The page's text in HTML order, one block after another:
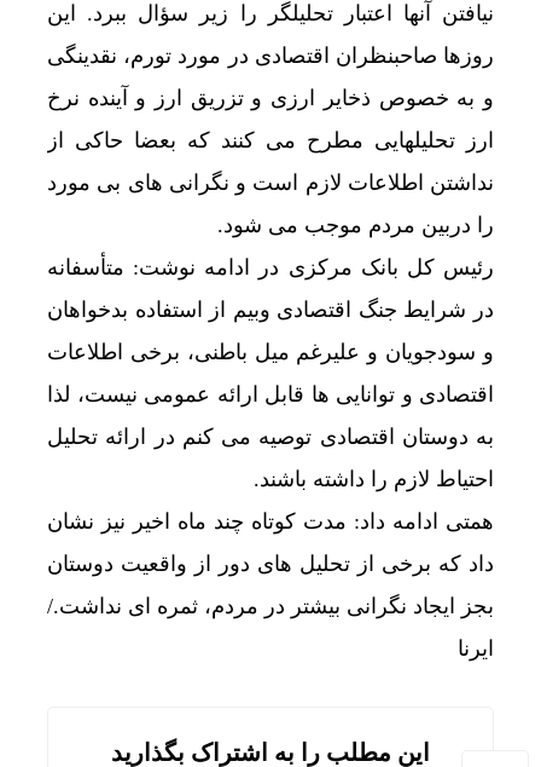
نیافتن آنها اعتبار تحلیلگر را زیر سؤال ببرد. این
روزها صاحبنظران اقتصادی در مورد تورم، نقدینگی
و به خصوص ذخایر ارزی و تزریق ارز و آینده نرخ
ارز تحلیلهایی مطرح می کنند که بعضا حاکی از
نداشتن اطلاعات لازم است و نگرانی های بی مورد
را دربین مردم موجب می شود.
رئیس کل بانک مرکزی در ادامه نوشت: متأسفانه
در شرایط جنگ اقتصادی وبیم از استفاده بدخواهان
و سودجویان و علیرغم میل باطنی، برخی اطلاعات
اقتصادی و توانایی ها قابل ارائه عمومی نیست، لذا
به دوستان اقتصادی توصیه می کنم در ارائه تحلیل
احتیاط لازم را داشته باشند.
همتی ادامه داد: مدت کوتاه چند ماه اخیر نیز نشان
داد که برخی از تحلیل های دور از واقعیت دوستان
بجز ایجاد نگرانی بیشتر در مردم، ثمره ای نداشت./
ایرنا
این مطلب را به اشتراک بگذارید